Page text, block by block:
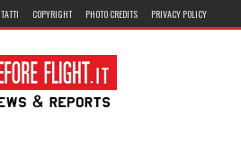
COPYRIGHT PHOTO CREDITS PRIVACY POLICY